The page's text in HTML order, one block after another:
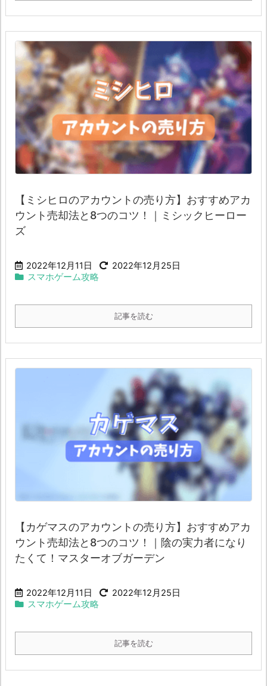
【ミシヒロのアカウントの売り方】おすすめアカ
ウント売却法と8つのコツ！｜ミシックヒーロー
ズ
2022年12月11日
2022年12月25日
スマホゲーム攻略
記事を読む
【カゲマスのアカウントの売り方】おすすめアカ
ウント売却法と8つのコツ！｜陰の実力者になり
たくて！マスターオブガーデン
2022年12月11日
2022年12月25日
スマホゲーム攻略
記事を読む